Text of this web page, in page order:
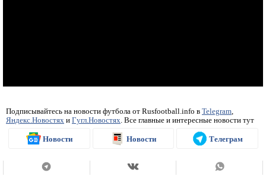
Подписывайтесь на новости футбола от Rusfootball.info в Telegram
Яндекс.Новостях и Гугл.Новостях . Все главные и интересные новости тут
Новости Новости Телеграм